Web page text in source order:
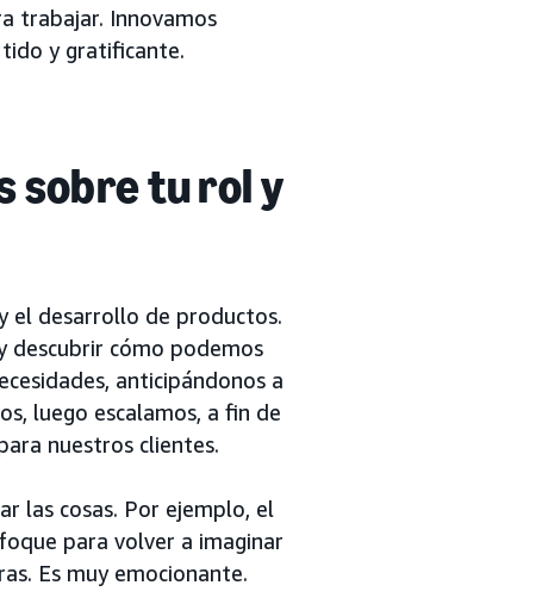
trabajar. Innovamos
y gratificante.
sobre tu rol y
el desarrollo de productos.
descubrir cómo podemos
anticipándonos a
luego escalamos, a fin de
nuestros clientes.
las cosas. Por ejemplo, el
para volver a imaginar
Es muy emocionante.